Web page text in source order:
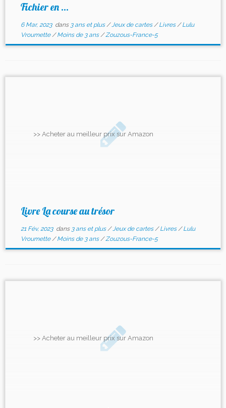
Fichier en ...
6 Mar, 2023dans 3 ans et plus/Jeux de cartes/Livres/Lulu
Vroumette/Moins de 3 ans/Zouzous-France-5
>> Acheter au meilleur prix sur Amazon
Livre La course au trésor
21 Fév, 2023dans 3 ans et plus/Jeux de cartes/Livres/Lulu
Vroumette/Moins de 3 ans/Zouzous-France-5
>> Acheter au meilleur prix sur Amazon